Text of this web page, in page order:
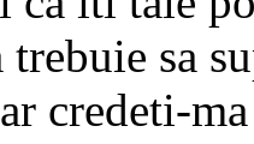
trebuie sa
credeti-